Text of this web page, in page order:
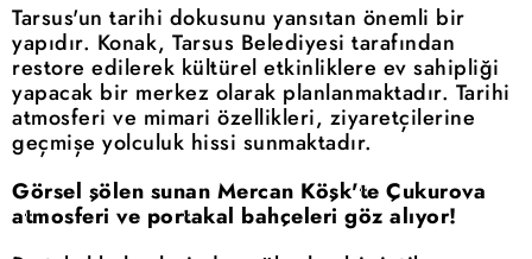
Tarsus'un tarihi dokusunu yansıtan önemli bir
yapıdır. Konak, Tarsus Belediyesi tarafından
restore edilerek kültürel etkinliklere ev sahipliği
yapacak bir merkez olarak planlanmaktadır. Tarihi
atmosferi ve mimari özellikleri, ziyaretçilerine
geçmişe yolculuk hissi sunmaktadır.
Görsel şölen sunan Mercan Köşk'te Çukurova
atmosferi ve portakal bahçeleri göz alıyor!